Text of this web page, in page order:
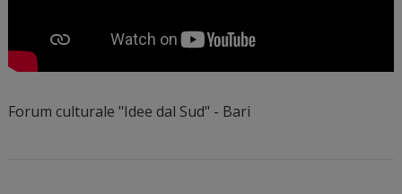
Forum culturale "Idee dal Sud" - Bari